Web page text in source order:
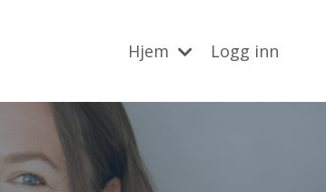
Hjem Logg inn